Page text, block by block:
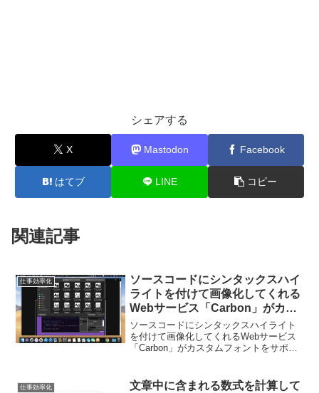
シェアする
X Mastodon Facebook
はてブ LINE コピー
関連記事
仕事効率化
ソースコードにシンタックスハイ
ライトを付けて画像化してくれる
Webサービス「Carbon」がカス
タムフォントをサポート。
ソースコードにシンタックスハイライト
を付けて画像化してくれるWebサービス
「Carbon」がカスタムフォントをサポー
仕事効率化
文章中に含まれる数式を計算して